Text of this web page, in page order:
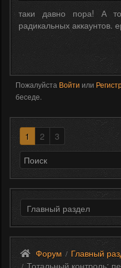
таки давно пора! А то
радикальных аккаунтов.
Пожалуйста Войти или
беседе.
1 2 3
Форум / Главный